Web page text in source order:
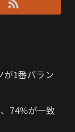
が1番バラン
74%が一致